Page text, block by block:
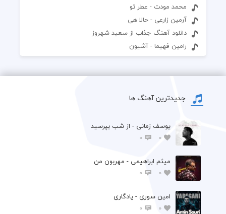
محمد مودت - عطر تو
آرمین زارعی - حالا هی
دانلود آهنگ جذاب از سعید شهروز
رامین فهیما - آشیون
جدیدترین آهنگ ها
یوسف زمانی - از شب بپرسید
0
0
میثم ابراهیمی - مهربون من
0
0
امین سوری - یادگاری
0
0